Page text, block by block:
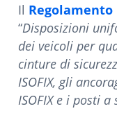
Il Regolamento
“Disposizioni
dei veicoli per
cinture di
ISOFIX, gli
ISOFIX e i posti a